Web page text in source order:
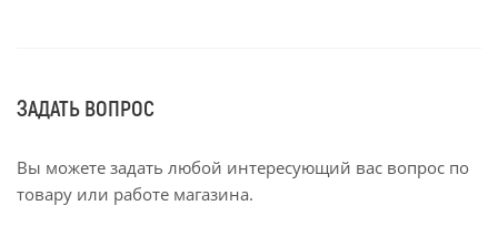
ЗАДАТЬ ВОПРОС
Вы можете задать любой интересующий вас вопрос по
товару или работе магазина.